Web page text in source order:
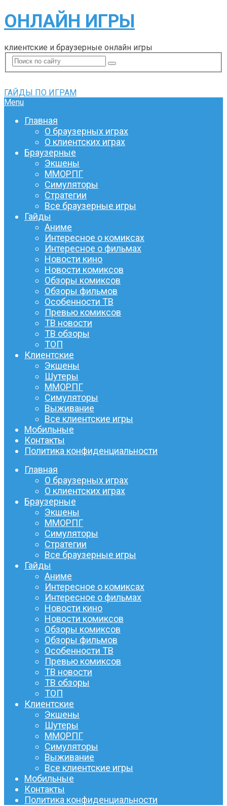
ОНЛАЙН ИГРЫ
клиентские и браузерные онлайн игры
ГАЙДЫ ПО ИГРАМ
Menu
Главная
О браузерных играх
О клиентских играх
Браузерные
Экшены
ММОРПГ
Симуляторы
Стратегии
Все браузерные игры
Гайды
Аниме
Интересное о комиксах
Интересное о фильмах
Новости кино
Новости комиксов
Обзоры комиксов
Обзоры фильмов
Особенности ТВ
Превью комиксов
ТВ новости
ТВ обзоры
ТОП
Клиентские
Экшены
Шутеры
ММОРПГ
Симуляторы
Выживание
Все клиентские игры
Мобильные
Контакты
Политика конфиденциальности
Главная
О браузерных играх
О клиентских играх
Браузерные
Экшены
ММОРПГ
Симуляторы
Стратегии
Все браузерные игры
Гайды
Аниме
Интересное о комиксах
Интересное о фильмах
Новости кино
Новости комиксов
Обзоры комиксов
Обзоры фильмов
Особенности ТВ
Превью комиксов
ТВ новости
ТВ обзоры
ТОП
Клиентские
Экшены
Шутеры
ММОРПГ
Симуляторы
Выживание
Все клиентские игры
Мобильные
Контакты
Политика конфиденциальности